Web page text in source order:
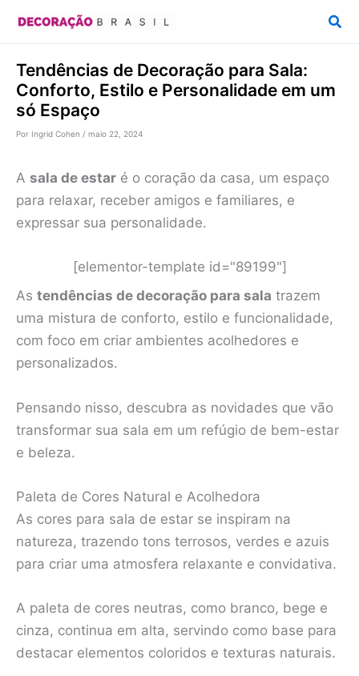
conteúdo
Tendências de Decoração para Sala:
Conforto, Estilo e Personalidade em um
só Espaço
Por Ingrid Cohen / maio 22, 2024
A sala de estar é o coração da casa, um espaço
para relaxar, receber amigos e familiares, e
expressar sua personalidade.
[elementor-template id="89199"]
As tendências de decoração para sala trazem
uma mistura de conforto, estilo e funcionalidade,
com foco em criar ambientes acolhedores e
personalizados.
Pensando nisso, descubra as novidades que vão
transformar sua sala em um refúgio de bem-estar
e beleza.
Paleta de Cores Natural e Acolhedora
As cores para sala de estar se inspiram na
natureza, trazendo tons terrosos, verdes e azuis
para criar uma atmosfera relaxante e convidativa.
A paleta de cores neutras, como branco, bege e
cinza, continua em alta, servindo como base para
destacar elementos coloridos e texturas naturais.